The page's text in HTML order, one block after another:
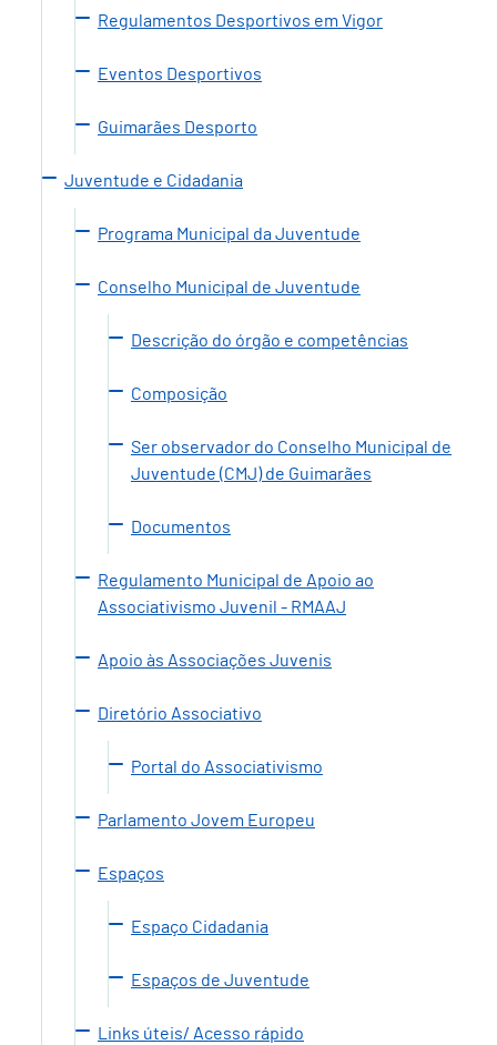
Regulamentos Desportivos em Vigor
Eventos Desportivos
Guimarães Desporto
Juventude e Cidadania
Programa Municipal da Juventude
Conselho Municipal de Juventude
Descrição do órgão e competências
Composição
Ser observador do Conselho Municipal de
Juventude (CMJ) de Guimarães
Documentos
Regulamento Municipal de Apoio ao
Associativismo Juvenil - RMAAJ
Apoio às Associações Juvenis
Diretório Associativo
Portal do Associativismo
Parlamento Jovem Europeu
Espaços
Espaço Cidadania
Espaços de Juventude
Links úteis/ Acesso rápido